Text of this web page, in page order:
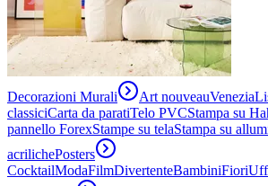
Decorazioni Murali Art nouveauVenezia
classiciCarta da paratiTelo PVCStampa su
pannello ForexStampe su telaStampa su
acrilichePosters
CocktailModaFilmDivertenteBambiniFiori